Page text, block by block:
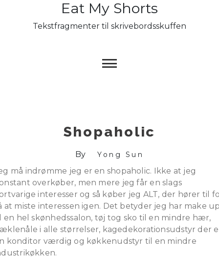
Eat My Shorts
Tekstfragmenter til skrivebordsskuffen
Shopaholic
By Yong Sun
må indrømme jeg er en shopaholic. Ikke at jeg
overkøber, men mere jeg får en slags
interesser og så køber jeg ALT, der hører til
at miste interessen igen. Det betyder jeg har make
en hel skønhedssalon, tøj tog sko til en mindre hær,
i alle størrelser, kagedekorationsudstyr der
konditor værdig og køkkenudstyr til en mindre